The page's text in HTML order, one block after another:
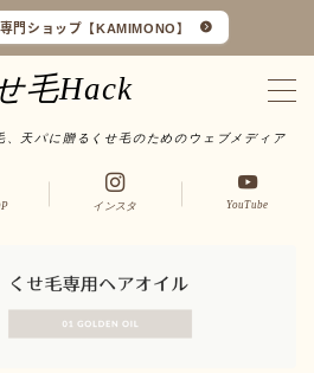
門ショップ【KAMIMONO】
毛Hack
、天パに贈るくせ毛のためのウェブメディア
インスタ YouTube